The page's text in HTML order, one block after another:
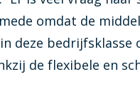
omdat de
deze
de flexibele en